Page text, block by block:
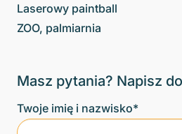
Laserowy paintball
ZOO, palmiarnia
Masz pytania? Napisz
Twoje imię i nazwisko*